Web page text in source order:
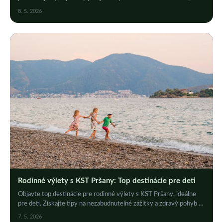
8. 5. 2026
Rodinné výlety s KST Pršany: Top destinácie pre deti
Objavte top destinácie pre rodinné výlety s KST Pršany, ideálne
pre deti. Získajte tipy na nezabudnuteľné zážitky a zdravý pohyb v
7. 5. 2026